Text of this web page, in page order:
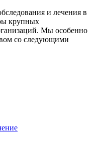
и лечения в
крупных
Мы особенно
со следующими